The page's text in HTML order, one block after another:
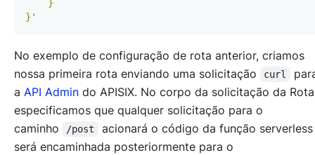
}'
No exemplo de configuração de rota anterior, criamos
nossa primeira rota enviando uma solicitação
curl
a API Admin do APISIX. No corpo da solicitação da
especificamos que qualquer solicitação para o
caminho
/post
acionará o código da função
será encaminhada posteriormente para o